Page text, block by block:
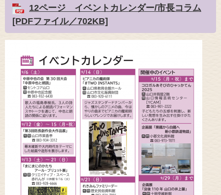
12ページ イベントカレンダー/市長コラム
[PDFファイル／702KB]